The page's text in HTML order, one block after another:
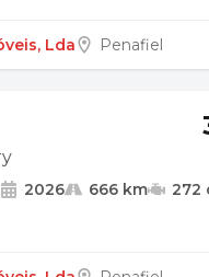
Lda Penafiel
2026 666 km 272